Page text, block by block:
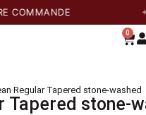
0
Regular Tapered stone-washed
Tapered stone-